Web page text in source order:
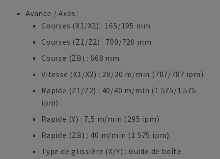
Avance / Axes :
Courses (X1/X2) : 165/195 mm
Courses (Z1/Z2) : 700/720 mm
Course (ZB) : 668 mm
Vitesse (X1/X2) : 20/20 m/min (787/787 ipm)
Rapide (Z1/Z2) : 40/40 m/min (1 575/1 575
ipm)
Rapide (Y) : 7,5 m/min (295 ipm)
Rapide (ZB) : 40 m/min (1 575 ipm)
Type de glissière (X/Y) : Guide de boîte